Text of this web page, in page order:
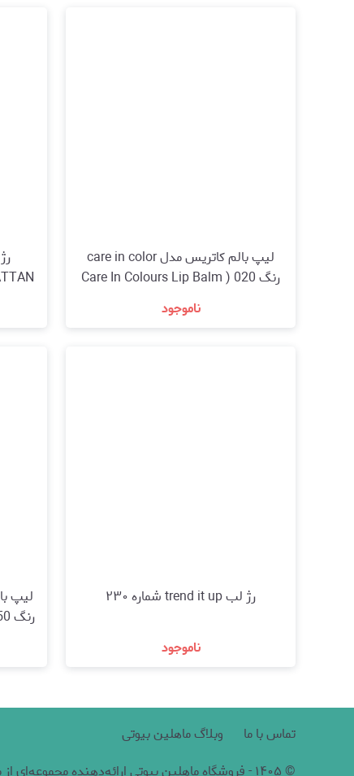
لیپ بالم کاتریس مدل care in color
رنگ 020 ( Care In Colours Lip Balm
ناموجود
رژ لب trend it up شماره ۲۳۰
ناموجود
تماس با ما
وبلاگ ماهلین بیوتی
©۱۴۰۵-فروشگاه ماهلین بیوتی ارائه‌دهنده